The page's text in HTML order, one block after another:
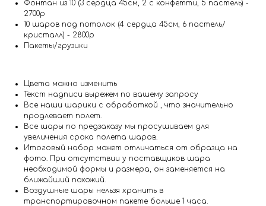
Фонтан из 10 (3 сердца 45см, 2 с конфетти, 5 пастель) -
2700р
10 шаров под потолок (4 сердца 45см, 6 пастель/
кристалл) - 2800р
Пакеты/грузики
Цвета можно изменить
Текст надписи вырежем по вашему запросу
Все наши шарики с обработкой , что значительно
продлевает полет.
Все шары по предзаказу мы просушиваем для
увеличения срока полета шаров.
Итоговый набор может отличаться от образца на
фото. При отсутствии у поставщиков шара
необходимой формы и размера, он заменяется на
ближайший похожий.
Воздушные шары нельзя хранить в
транспортировочном пакете больше 1 часа.